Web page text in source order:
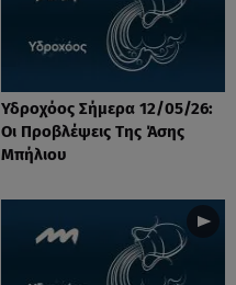
Υδροχόος Σήμερα 12/05/26:
Οι Προβλέψεις Της Άσης
Μπήλιου